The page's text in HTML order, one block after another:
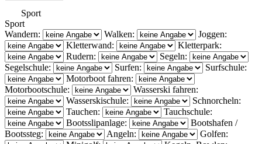
Sport
Sport
Wandern:
Walken:
Joggen:
Kletterwand:
Kletterpark:
Rudern:
Segeln:
Segelschule:
Surfen:
Surfschule:
Motorboot fahren:
Motorbootschule:
Wasserski fahren:
Wasserskischule:
Schnorcheln:
Tauchen:
Tauchschule:
Bootsslipanlage:
Bootshafen /
Bootssteg:
Angeln:
Golfen: